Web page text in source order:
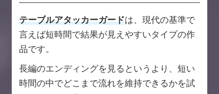
テーブルアタッカーガードは、現代の基準で
言えば短時間で結果が見えやすいタイプの作
品です。
長編のエンディングを見るというより、短い
時間の中でどこまで流れを維持できるかを試